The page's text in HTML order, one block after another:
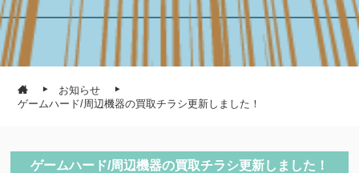
お知らせ
ゲームハード/周辺機器の買取チラシ更新しました！
ゲームハード/周辺機器の買取チラシ更新しました！